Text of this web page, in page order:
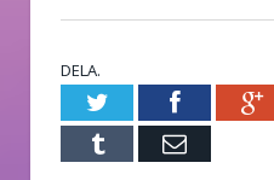
DELA.
TwitterFacebook
Tumblr E-